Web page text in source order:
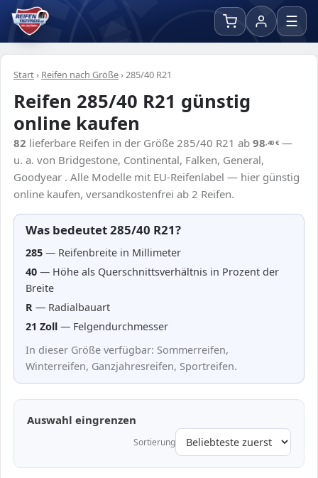
☰
Start› Reifen nach Größe›285/40 R21
Reifen 285/40 R21 günstig
online kaufen
82 lieferbare Reifen in der Größe 285/40 R21 ab 98,40€ —
u. a. von Bridgestone, Continental, Falken, General,
Goodyear . Alle Modelle mit EU-Reifenlabel — hier günstig
online kaufen, versandkostenfrei ab 2 Reifen.
Was bedeutet 285/40 R21?
285 — Reifenbreite in Millimeter
40 — Höhe als Querschnittsverhältnis in Prozent der
Breite
R — Radialbauart
21 Zoll — Felgendurchmesser
In dieser Größe verfügbar: Sommerreifen,
Winterreifen, Ganzjahresreifen, Sportreifen.
Auswahl eingrenzen
Sortierung